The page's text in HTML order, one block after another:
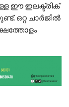
ഈ ഇലക്ട്രിക്
ഒറ്റ ചാർജിൽ